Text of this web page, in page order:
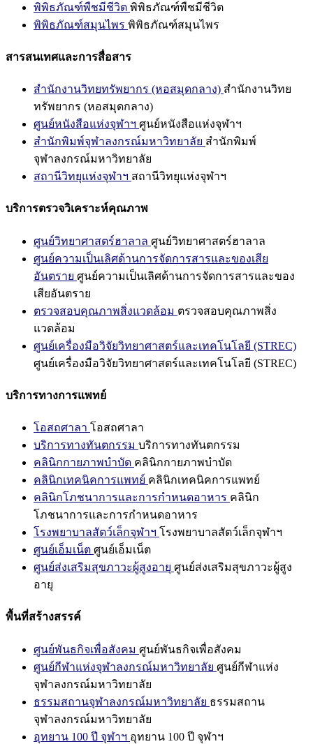
พิพิธภัณฑ์พืชมีชีวิต พิพิธภัณฑ์พืชมีชีวิต
พิพิธภัณฑ์สมุนไพร พิพิธภัณฑ์สมุนไพร
สารสนเทศและการสื่อสาร
สำนักงานวิทยทรัพยากร (หอสมุดกลาง) สำนักงานวิทย
ทรัพยากร (หอสมุดกลาง)
ศูนย์หนังสือแห่งจุฬาฯ ศูนย์หนังสือแห่งจุฬาฯ
สำนักพิมพ์จุฬาลงกรณ์มหาวิทยาลัย สำนักพิมพ์
จุฬาลงกรณ์มหาวิทยาลัย
สถานีวิทยุแห่งจุฬาฯ สถานีวิทยุแห่งจุฬาฯ
บริการตรวจวิเคราะห์คุณภาพ
ศูนย์วิทยาศาสตร์ฮาลาล ศูนย์วิทยาศาสตร์ฮาลาล
ศูนย์ความเป็นเลิศด้านการจัดการสารและของเสีย
อันตราย ศูนย์ความเป็นเลิศด้านการจัดการสารและของ
เสียอันตราย
ตรวจสอบคุณภาพสิ่งแวดล้อม ตรวจสอบคุณภาพสิ่ง
แวดล้อม
ศูนย์เครื่องมือวิจัยวิทยาศาสตร์และเทคโนโลยี (STREC)
ศูนย์เครื่องมือวิจัยวิทยาศาสตร์และเทคโนโลยี (STREC)
บริการทางการแพทย์
โอสถศาลา โอสถศาลา
บริการทางทันตกรรม บริการทางทันตกรรม
คลินิกกายภาพบำบัด คลินิกกายภาพบำบัด
คลินิกเทคนิคการแพทย์ คลินิกเทคนิคการแพทย์
คลินิกโภชนาการและการกำหนดอาหาร คลินิก
โภชนาการและการกำหนดอาหาร
โรงพยาบาลสัตว์เล็กจุฬาฯ โรงพยาบาลสัตว์เล็กจุฬาฯ
ศูนย์เอ็มเน็ต ศูนย์เอ็มเน็ต
ศูนย์ส่งเสริมสุขภาวะผู้สูงอายุ ศูนย์ส่งเสริมสุขภาวะผู้สูง
อายุ
พื้นที่สร้างสรรค์
ศูนย์พันธกิจเพื่อสังคม ศูนย์พันธกิจเพื่อสังคม
ศูนย์กีฬาแห่งจุฬาลงกรณ์มหาวิทยาลัย ศูนย์กีฬาแห่ง
จุฬาลงกรณ์มหาวิทยาลัย
ธรรมสถานจุฬาลงกรณ์มหาวิทยาลัย ธรรมสถาน
จุฬาลงกรณ์มหาวิทยาลัย
อุทยาน 100 ปี จุฬาฯ อุทยาน 100 ปี จุฬาฯ